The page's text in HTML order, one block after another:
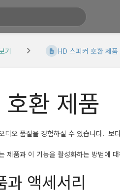
기 HD 스피커 호환 제품
환 제품
디오 품질을 경험하실 수 있습니다.
제품과 이 기능을 활성화하는 방법에
과 액세서리